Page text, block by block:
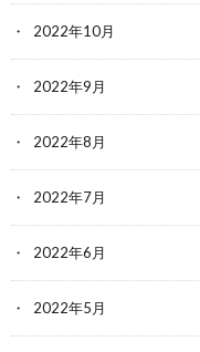
2022年10月
2022年9月
2022年8月
2022年7月
2022年6月
2022年5月